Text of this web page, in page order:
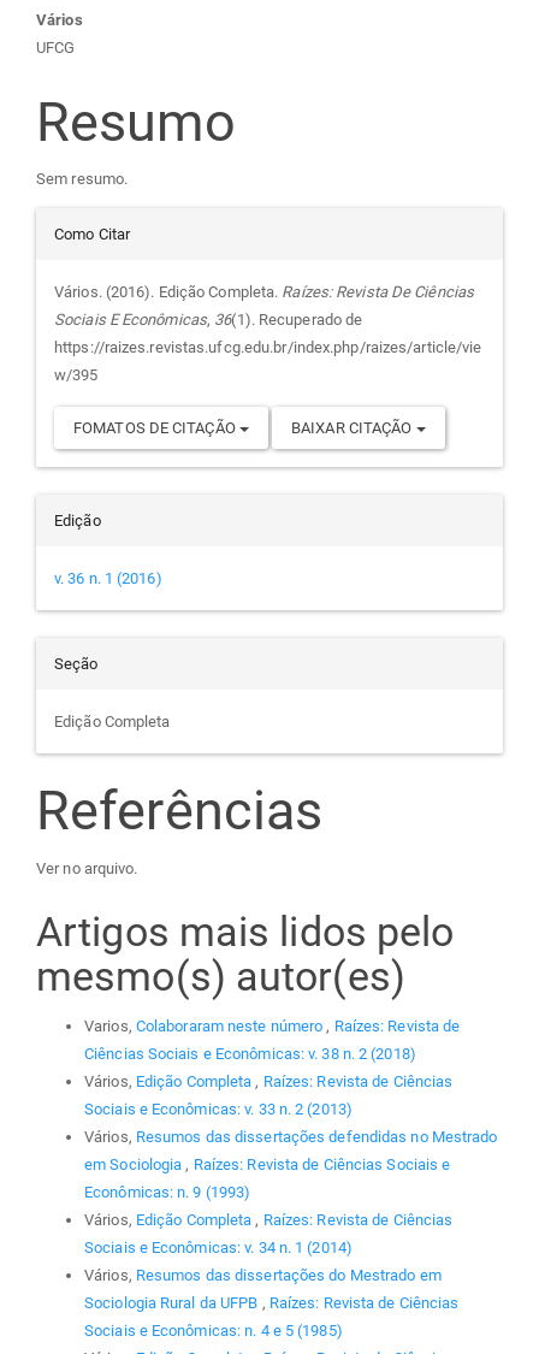
Conteúdo
do
artigo
principal
Vários
UFCG
Resumo
Sem resumo.
Detalhes
do
artigo
Como Citar
Vários. (2016). Edição Completa. Raízes: Revista De Ciências
Sociais E Econômicas, 36(1). Recuperado de
https://raizes.revistas.ufcg.edu.br/index.php/raizes/article/vie
w/395
FOMATOS DE CITAÇÃO BAIXAR CITAÇÃO
Edição
v. 36 n. 1 (2016)
Seção
Edição Completa
Referências
Ver no arquivo.
Artigos mais lidos pelo
mesmo(s) autor(es)
Varios, Colaboraram neste número, Raízes: Revista de
Ciências Sociais e Econômicas: v. 38 n. 2 (2018)
Vários, Edição Completa, Raízes: Revista de Ciências
Sociais e Econômicas: v. 33 n. 2 (2013)
Vários, Resumos das dissertações defendidas no Mestrado
em Sociologia, Raízes: Revista de Ciências Sociais e
Econômicas: n. 9 (1993)
Vários, Edição Completa, Raízes: Revista de Ciências
Sociais e Econômicas: v. 34 n. 1 (2014)
Vários, Resumos das dissertações do Mestrado em
Sociologia Rural da UFPB , Raízes: Revista de Ciências
Sociais e Econômicas: n. 4 e 5 (1985)